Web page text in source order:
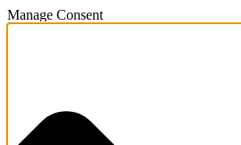
Manage Consent